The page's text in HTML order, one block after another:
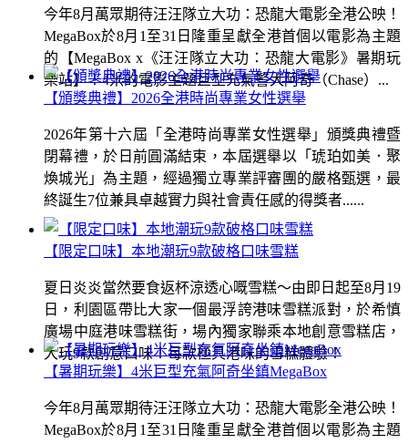
今年8月萬眾期待汪汪隊立大功：恐龍大電影全港公映！
MegaBox於8月1至31日隆重呈獻全港首個以電影為主題
的【MegaBox x《汪汪隊立大功：恐龍大電影》暑期玩
樂站】！4米的電影主題巨型充氣警犬阿奇（Chase）...
【限定口味】本地潮玩9款破格口味雪糕
夏日炎炎當然要食返杯涼透心嘅雪糕～由即日起至8月19
日，利園區帶比大家一個最浮誇港味雪糕派對，於希慎
廣場中庭港味雪糕街，場內獨家聯乘本地創意雪糕店，
大玩9款創意口味！每款極具港味的雪糕體驗！
【頒獎典禮】2026全港時尚專業女性選舉
2026年第十六屆「全港時尚專業女性選舉」頒獎典禮暨
閉幕禮，於日前圓滿結束，本屆選舉以「琥珀如美．聚
煥城光」為主題，經過獨立專業評審團的嚴格甄選，最
終誕生7位兼具卓越實力與社會責任感的得獎者......
【暑期玩樂】4米巨型充氣阿奇坐鎮MegaBox
今年8月萬眾期待汪汪隊立大功：恐龍大電影全港公映！
MegaBox於8月1至31日隆重呈獻全港首個以電影為主題